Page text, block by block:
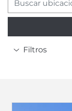
Filtros